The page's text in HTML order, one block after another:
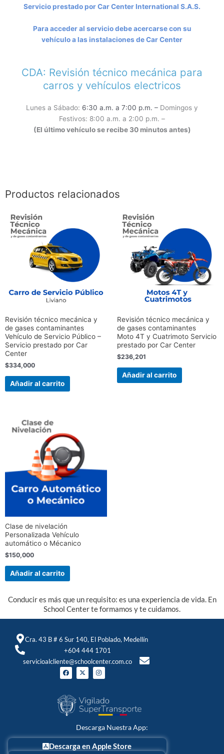
Servicio prestado por Car Center International S.A.S.
Para acceder al servicio debe acercarse con su
vehículo a las instalaciones de Car Center
CDA: Revisión técnico mecánica para
carros y vehículos electricos
Lunes a Sábado: 6:30 a.m. a 7:00 p.m. – Domingos y
Festivos: 8:00 a.m. a 2:00 p.m. –
(El último vehículo se recibe 30 minutos antes)
Productos relacionados
Revisión técnico mecánica y
de gases contaminantes
Vehículo de Servicio Público –
Servicio prestado por Car
Center
$334,000
Añadir al carrito
Revisión técnico mecánica y
de gases contaminantes
Moto 4T y Cuatrimoto Servicio
prestado por Car Center
$236,201
Añadir al carrito
Clase de nivelación
Personalizada Vehículo
automático o Mécanico
$150,000
Añadir al carrito
Conducir es más que un requisito: es una experiencia de vida. En
School Center te formamos y te cuidamos.
Cra. 43 B # 6 Sur 140, El Poblado, Medellín
+604 444 1701
servicioalcliente@schoolcenter.com.co
F
a
c
o
o
k
X
-
t
t
t
e
I
n
s
g
r
a
m
Descarga Nuestra App:
Descarga en Apple Store